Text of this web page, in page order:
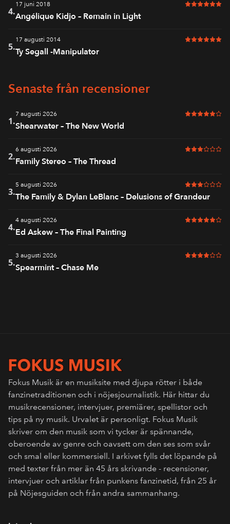
4.
17 juni 2018 6 av 6 i
Angélique Kidjo – Remain in Light
5.
17 augusti 2014 6 av 6 i
Ty Segall -Manipulator
Senaste från recensioner
1.
7 augusti 2026 5 av 6 i
Shearwater – The New World
2.
6 augusti 2026 3 av 6 i
Family Stereo – The Thread
3.
5 augusti 2026 3 av 6 i
The Family & Dylan LeBlanc – Delusions of Grandeur
4.
4 augusti 2026 5 av 6 i
Ed Askew – The Final Painting
5.
3 augusti 2026 4 av 6 i
Spearmint – Chase Me
Fokus Musik är en musiksite med djupa rötter i både
fanzinetraditionen och i nöjesjournalistik. Här hittar du
musikrecensioner, intervjuer, premiärer, spellistor och
tips på ny musik. Urvalet är personligt. Fokus Musik
skriver om den musik som vi tycker är spännande,
oberoende av genre och oavsett om den ses som svår
och smal eller kommersiell. I arkivet fylls det löpande på
med texter från mer än 45 års skrivande - recensioner,
intervjuer och artiklar från punkens fanzinetid, från 25 år
på Nöjesguiden och från andra sammanhang.